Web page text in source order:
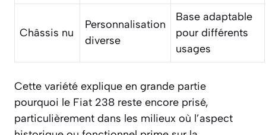
Châssis nu
Personnalisation
diverse
Base adaptable
pour différents
usages
Cette variété explique en grande partie
pourquoi le Fiat 238 reste encore prisé,
particulièrement dans les milieux où l’aspect